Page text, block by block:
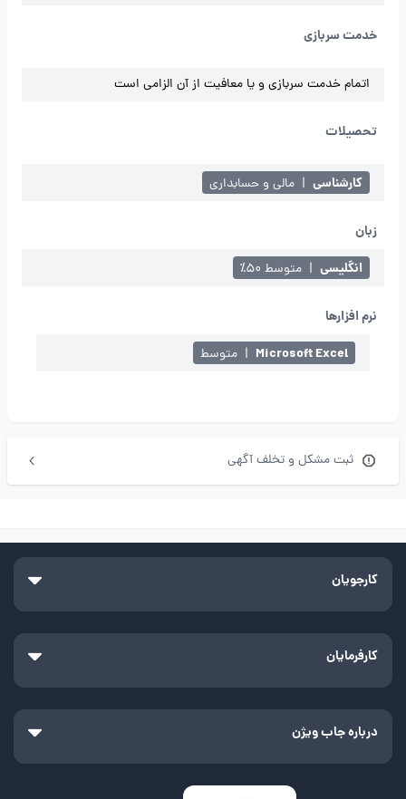
خدمت سربازی
اتمام خدمت سربازی و یا معافیت از آن الزامی است
تحصیلات
کارشناسی | مالی و حسابداری
زبان
انگلیسی | متوسط ۵۰٪
نرم افزارها
Microsoft Excel
| متوسط
ثبت مشکل و تخلف آگهی
کارجویان
کارفرمایان
درباره جاب ویژن